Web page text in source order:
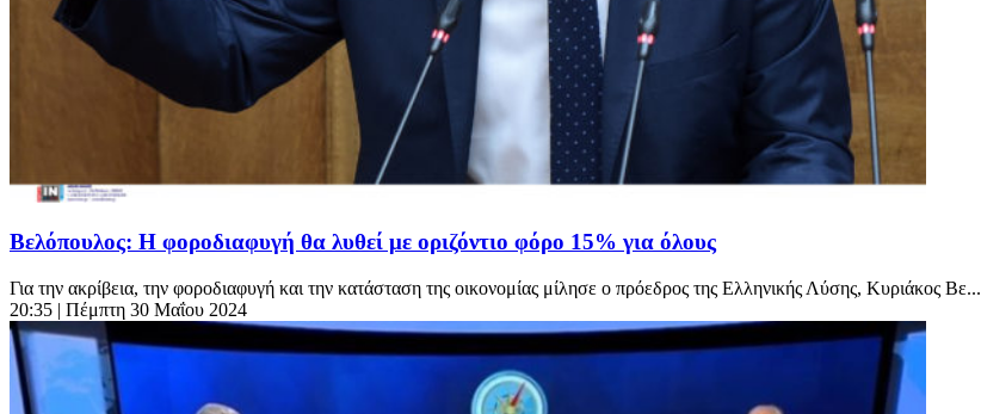
Βελόπουλος: Η φοροδιαφυγή θα λυθεί με οριζόντιο φόρο 15% για όλους
Για την ακρίβεια, την φοροδιαφυγή και την κατάσταση της οικονομίας μίλησε ο πρόεδρος της Ελληνικής Λύσης, Κυριάκος Βε...
20:35 | Πέμπτη 30 Μαΐου 2024